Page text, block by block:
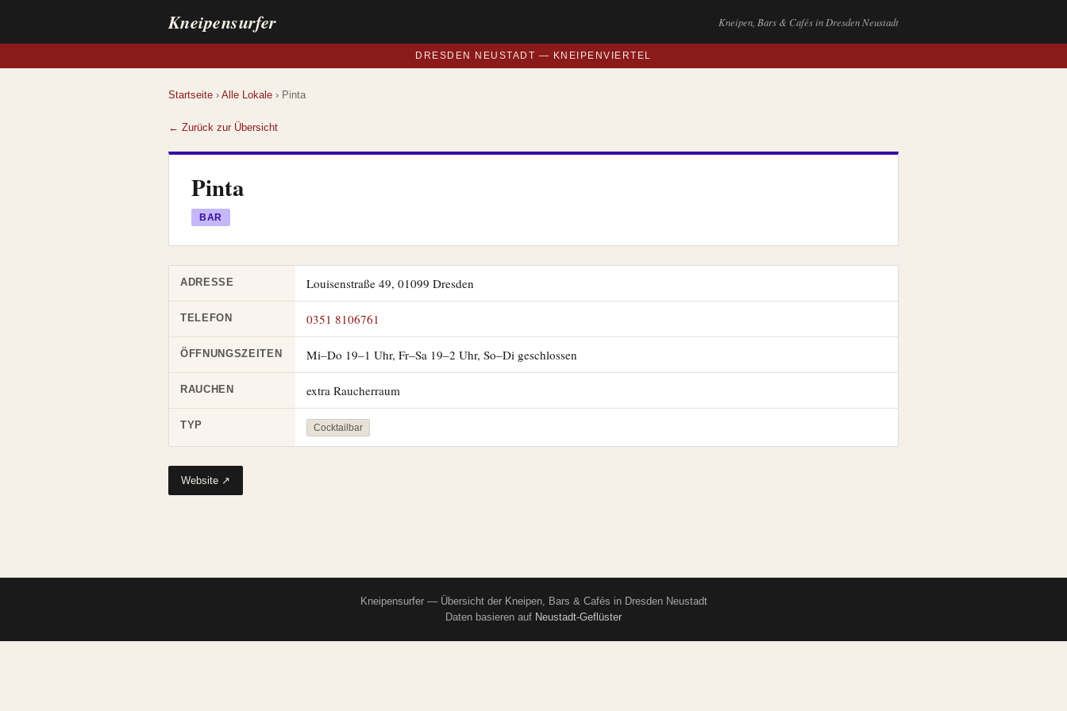
Kneipensurfer Kneipen, Bars & Cafés in Dresden Neustadt
DRESDEN NEUSTADT — KNEIPENVIERTEL
Startseite › Alle Lokale › Pinta
← Zurück zur Übersicht
Pinta
BAR
ADRESSE Louisenstraße 49, 01099 Dresden
TELEFON 0351 8106761
ÖFFNUNGSZEITEN Mi–Do 19–1 Uhr, Fr–Sa 19–2 Uhr, So–Di geschlossen
RAUCHEN extra Raucherraum
TYP Cocktailbar
Website ↗
Kneipensurfer — Übersicht der Kneipen, Bars & Cafés in Dresden Neustadt
Daten basieren auf Neustadt-Geflüster